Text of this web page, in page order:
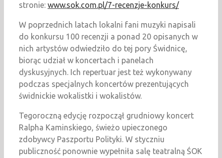
stronie: www.sok.com.pl/7-recenzje-konkurs/
W poprzednich latach lokalni fani muzyki napisali
do konkursu 100 recenzji a ponad 20 opisanych w
nich artystów odwiedziło do tej pory Świdnicę,
biorąc udział w koncertach i panelach
dyskusyjnych. Ich repertuar jest też wykonywany
podczas specjalnych koncertów prezentujących
świdnickie wokalistki i wokalistów.
Tegoroczną edycję rozpoczął grudniowy koncert
Ralpha Kaminskiego, świeżo upieczonego
zdobywcy Paszportu Polityki. W styczniu
publiczność ponownie wypełniła salę teatralną ŚOK